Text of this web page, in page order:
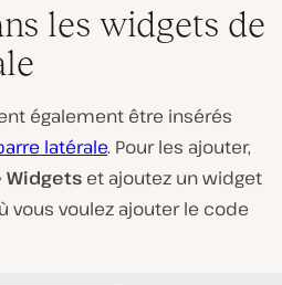
les widgets de
également être insérés
latérale. Pour les ajouter,
Widgets et ajoutez un widget
vous voulez ajouter le code